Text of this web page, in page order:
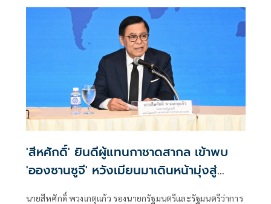
พัฒนาอย่างยั่งยืน แถลงคัดค้านการเยือนไทยอย่างเป็นทางการ
ของพลเอกอาวุโส มิน ออง ไลง์
'สีหศักดิ์' ยินดีผู้แทนกาชาดสากล เข้าพบ
'อองซานซูจี' หวังเมียนมาเดินหน้ามุ่งสู่
สันติภาพ
นายสีหศักดิ์ พวงเกตุแก้ว รองนายกรัฐมนตรีและรัฐมนตรีว่าการ